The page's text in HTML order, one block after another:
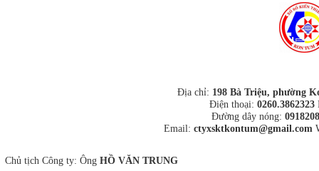
Địa chỉ: 198 Bà Triệu, phường
Điện thoại: 0260.3862323
Đường dây nóng:
Email: ctyxsktkontum@gmail.com
Chủ tịch Công ty: Ông HỒ VĂN TRUNG